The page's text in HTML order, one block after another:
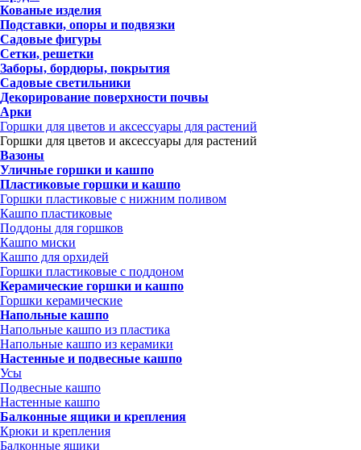
Кованые изделия
Подставки, опоры и подвязки
Садовые фигуры
Сетки, решетки
Заборы, бордюры, покрытия
Садовые светильники
Декорирование поверхности почвы
Арки
Горшки для цветов и аксессуары для растений
Горшки для цветов и аксессуары для растений
Вазоны
Уличные горшки и кашпо
Пластиковые горшки и кашпо
Горшки пластиковые с нижним поливом
Кашпо пластиковые
Поддоны для горшков
Кашпо миски
Кашпо для орхидей
Горшки пластиковые с поддоном
Керамические горшки и кашпо
Горшки керамические
Напольные кашпо
Напольные кашпо из пластика
Напольные кашпо из керамики
Настенные и подвесные кашпо
Усы
Подвесные кашпо
Настенные кашпо
Балконные ящики и крепления
Крюки и крепления
Балконные ящики